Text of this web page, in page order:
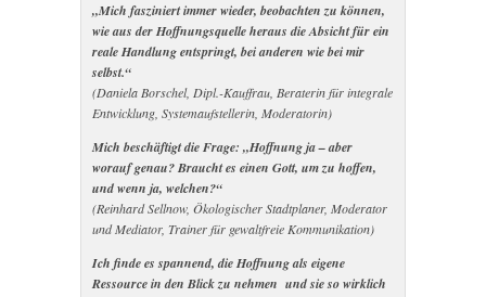
„Mich fasziniert immer wieder, beobachten zu können,
wie aus der Hoffnungsquelle heraus die Absicht für ein
reale Handlung entspringt, bei anderen wie bei mir
selbst.“
(Daniela Borschel, Dipl.-Kauffrau, Beraterin für integrale
Entwicklung, Systemaufstellerin, Moderatorin)
Mich beschäftigt die Frage: „Hoffnung ja – aber
worauf genau? Braucht es einen Gott, um zu hoffen,
und wenn ja, welchen?“
(Reinhard Sellnow, Ökologischer Stadtplaner, Moderator
und Mediator, Trainer für gewaltfreie Kommunikation)
Ich finde es spannend, die Hoffnung als eigene
Ressource in den Blick zu nehmen und sie so wirklich